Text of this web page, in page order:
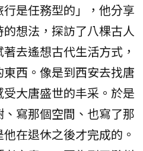
行是任務型的」，他分享
想法，探訪了八棵古人
去遙想古代生活方式，
西。像是到西安去找唐
大唐盛世的丰采。於是
寫那個空間、也寫了那
在退休之後才完成的。